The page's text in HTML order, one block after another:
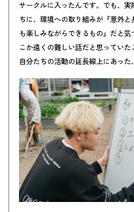
サークルに入ったんです。でも、実
ちに、環境への取り組みが『意外
も楽しみながらできるもの』だと
こか遠くの難しい話だと思ってい
自分たちの活動の延長線上にあった